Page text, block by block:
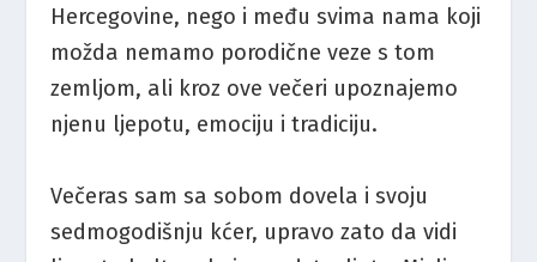
Hercegovine, nego i među svima nama koji
možda nemamo porodične veze s tom
zemljom, ali kroz ove večeri upoznajemo
njenu ljepotu, emociju i tradiciju.
Večeras sam sa sobom dovela i svoju
sedmogodišnju kćer, upravo zato da vidi